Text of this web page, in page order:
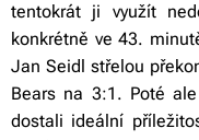
tentokrát ji využít
konkrétně ve 43.
Jan Seidl střelou
Bears na 3:1. Poté
dostali ideální